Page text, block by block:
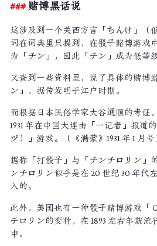
赌博黑话说
这涉及到一个关西方言「ちんけ」（
词在词典里只提到，在骰子赌博游戏
为「チン」，因此「チン」成为低等
又查到一些资料里，说了具体的赌博
ン」，据传发明于江户时期。
而根据日本民俗学家大谷通顺的考证
1931 年在中国大连由「一记者」报道
ヅ）」游戏。（《满蒙》1931 年 1 月号
据称「打骰子」与「チンチロリン」
ンチロリン似乎是在 20 世纪 30 年代
入的。
此外，美国也有一种骰子赌博游戏「
チロリン的变种，在 1893 左右年就
中。